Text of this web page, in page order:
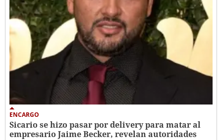
ENCARGO
Sicario se hizo pasar por delivery para matar al
empresario Jaime Becker, revelan autoridades